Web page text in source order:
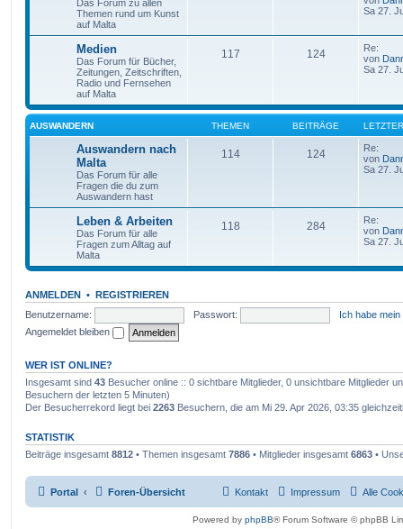
Das Forum zu allen
Themen rund um Kunst
auf Malta
Sa 27.
Medien
Das Forum für Bücher,
Zeitungen, Zeitschriften,
Radio und Fernsehen
auf Malta
117 124
Re:
von
Sa 27.
AUSWANDERN THEMEN BEITRÄGE
Auswandern nach
Malta
Das Forum für alle
Fragen die du zum
Auswandern hast
114 124
Re:
von
Sa 27.
Leben & Arbeiten
Das Forum für alle
Fragen zum Alltag auf
Malta
118 284
Re:
von
Sa 27.
ANMELDEN • REGISTRIEREN
Benutzername:
Passwort:
Ich habe
Angemeldet bleiben
WER IST ONLINE?
Insgesamt sind 43 Besucher online :: 0 sichtbare Mitglieder, 0 unsichtbare Mitglieder
Besuchern der letzten 5 Minuten)
Der Besucherrekord liegt bei 2263 Besuchern, die am Mi 29. Apr 2026, 03:35
STATISTIK
Beiträge insgesamt 8812 • Themen insgesamt 7886 • Mitglieder insgesamt 6863 •
Portal Foren-Übersicht Alle
Impressum
Kontakt
Powered by phpBB® Forum Software © phpBB